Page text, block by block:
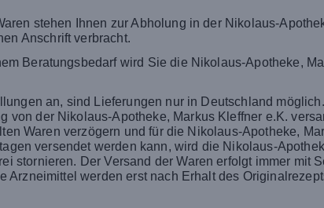
stehen Ihnen zur Abholung in der Nikolaus-
Anschrift verbracht.
Beratungsbedarf wird Sie die Nikolaus-Apotheke,
an, sind Lieferungen nur in Deutschland
der Nikolaus-Apotheke, Markus Kleffner e.K.
Waren verzögern und für die Nikolaus-Apotheke,
versendet werden kann, wird die Nikolaus-
stornieren. Der Versand der Waren erfolgt immer mit
Arzneimittel werden erst nach Erhalt des